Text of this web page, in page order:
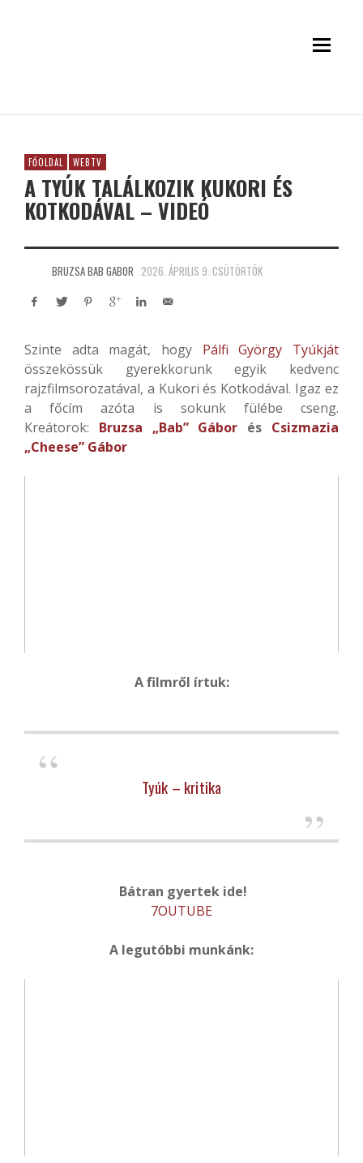
FŐOLDAL WEBTV
A TYÚK TALÁLKOZIK KUKORI ÉS
KOTKODÁVAL – VIDEÓ
BRUZSA BAB GABOR 2026. ÁPRILIS 9. CSÜTÖRTÖK
Szinte adta magát, hogy Pálfi György
Tyúkját
összekössük gyerekkorunk egyik kedvenc
rajzfilmsorozatával, a Kukori és Kotkodával. Igaz ez
a főcím azóta is sokunk fülébe cseng.
Kreátorok: Bruzsa „Bab” Gábor és Csizmazia
„Cheese” Gábor
A filmről írtuk:
Tyúk – kritika
Bátran gyertek ide!
7OUTUBE
A legutóbbi munkánk: